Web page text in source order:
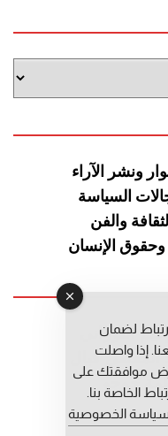
ونشر الآراء
السياسة
والفن
وحقوق الإنسان
التوراني
المعطي قبال
حوحو
لضمان
إذا واصلت
موافقتك على
الخاصة بنا.
الخصوصية